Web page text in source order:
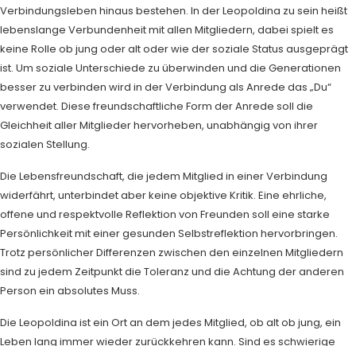
Verbindungsleben hinaus bestehen. In der Leopoldina zu sein heißt
lebenslange Verbundenheit mit allen Mitgliedern, dabei spielt es
keine Rolle ob jung oder alt oder wie der soziale Status ausgeprägt
ist. Um soziale Unterschiede zu überwinden und die Generationen
besser zu verbinden wird in der Verbindung als Anrede das „Du“
verwendet. Diese freundschaftliche Form der Anrede soll die
Gleichheit aller Mitglieder hervorheben, unabhängig von ihrer
sozialen Stellung.
Die Lebensfreundschaft, die jedem Mitglied in einer Verbindung
widerfährt, unterbindet aber keine objektive Kritik. Eine ehrliche,
offene und respektvolle Reflektion von Freunden soll eine starke
Persönlichkeit mit einer gesunden Selbstreflektion hervorbringen.
Trotz persönlicher Differenzen zwischen den einzelnen Mitgliedern
sind zu jedem Zeitpunkt die Toleranz und die Achtung der anderen
Person ein absolutes Muss.
Die Leopoldina ist ein Ort an dem jedes Mitglied, ob alt ob jung, ein
Leben lang immer wieder zurückkehren kann. Sind es schwierige